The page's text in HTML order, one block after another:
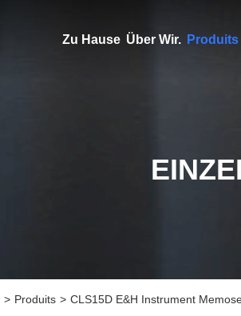
Zu Hause Über Wir. Produits
> Produits > CLS15D E&H Instrument